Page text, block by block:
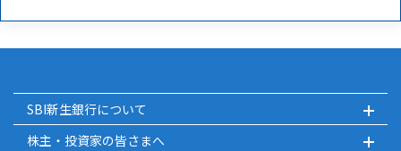
SBI新生銀行について
株主・投資家の皆さまへ